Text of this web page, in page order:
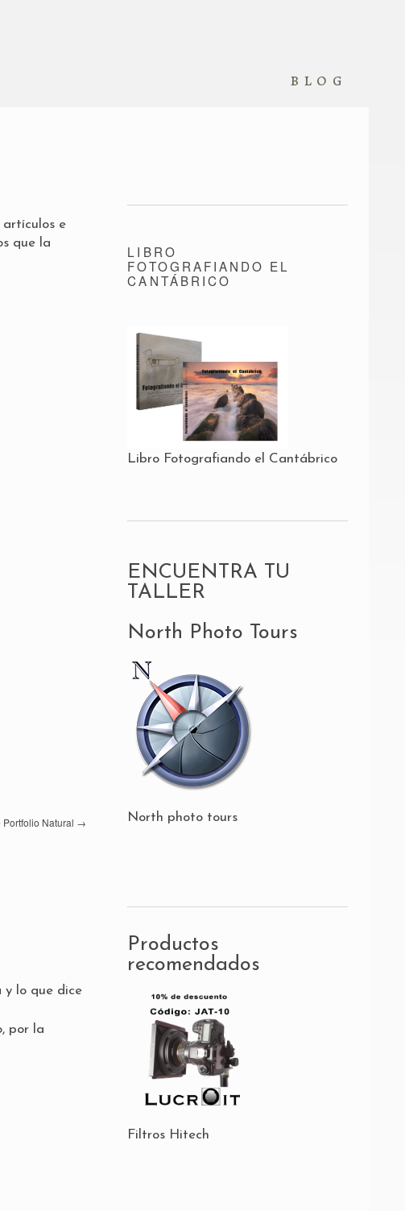
blog
artículos e
que la
Natural →
y lo que dice
por la
LIBRO
FOTOGRAFIANDO EL
CANTÁBRICO
Libro Fotografiando el Cantábrico
ENCUENTRA TU
TALLER
North Photo Tours
North photo tours
Productos
recomendados
Filtros Hitech